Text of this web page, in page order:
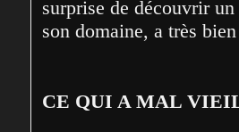
surprise de découvrir
son domaine, a très
CE QUI A MAL